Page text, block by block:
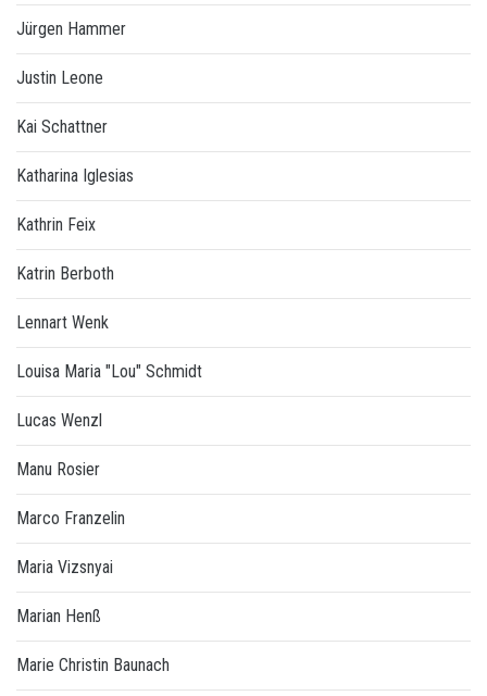
Jürgen Hammer
Justin Leone
Kai Schattner
Katharina Iglesias
Kathrin Feix
Katrin Berboth
Lennart Wenk
Louisa Maria "Lou" Schmidt
Lucas Wenzl
Manu Rosier
Marco Franzelin
Maria Vizsnyai
Marian Henß
Marie Christin Baunach